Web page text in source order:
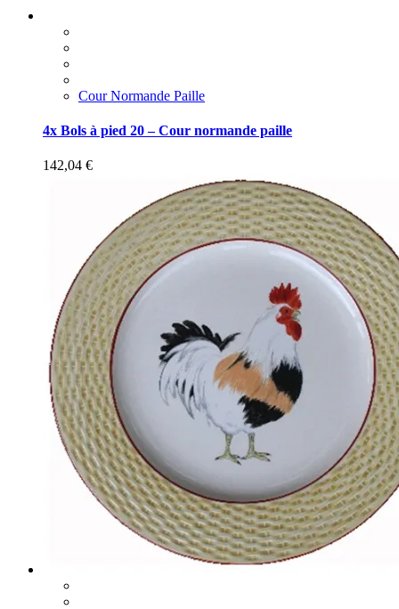
Cour Normande Paille
4x Bols à pied 20 – Cour normande paille
142,04 €